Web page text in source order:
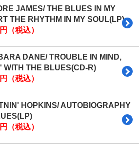
JAMES/ THE BLUES IN MY
THE RHYTHM IN MY SOUL(LP)
（税込）
DANE/ TROUBLE IN MIND,
WITH THE BLUES(CD-R)
（税込）
HOPKINS/ AUTOBIOGRAPHY
（税込）